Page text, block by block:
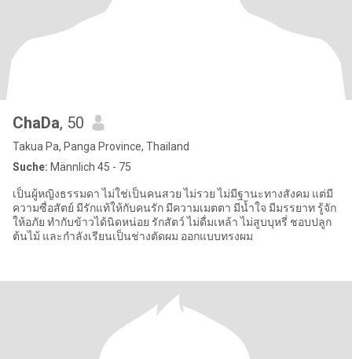
ChaDa, 50
Takua Pa, Panga Province, Thailand
Suche: Männlich 45 - 75
เป็นผู้หญิงธรรมดา ไม่ใช่เป็นคนสวย ไม่รวย ไม่มีฐานะทางสังคม แต่มี
ความซื่อสัตย์ มีรักแท้ให้กับคนรัก มีความเมตตา มีน้ำใจ มีมรรยาท รู้จัก
ให้อภัย ทำกับข้าวได้นิดหน่อย รักสัตว์ ไม่ดื่มเหล้า ไม่สูบบุหรี่ ชอบปลูก
ต้นไม้ และกำลังเรียนเป็นช่างตัดผม ออกแบบทรงผม